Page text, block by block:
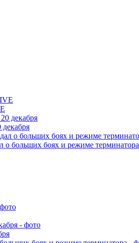
о больших боях и режиме терминатора